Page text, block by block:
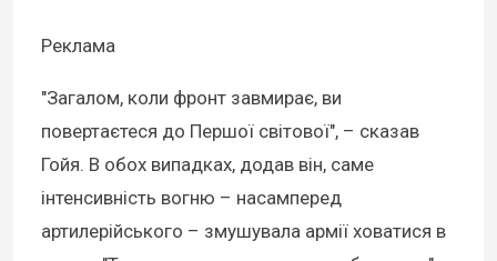
Реклама
"Загалом, коли фронт завмирає, ви
повертаєтеся до Першої світової", – сказав
Гойя. В обох випадках, додав він, саме
інтенсивність вогню – насамперед
артилерійського – змушувала армії ховатися в